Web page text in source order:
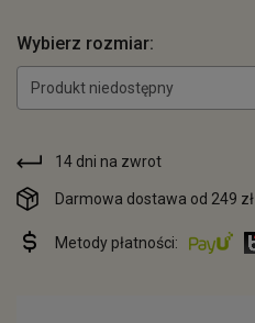
Wybierz rozmiar:
Produkt niedostępny
14 dni na zwrot
Darmowa dostawa od 249 zł
Metody płatności: